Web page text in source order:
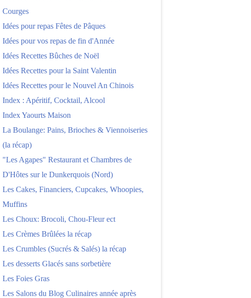
Courges
Idées pour repas Fêtes de Pâques
Idées pour vos repas de fin d'Année
Idées Recettes Bûches de Noël
Idées Recettes pour la Saint Valentin
Idées Recettes pour le Nouvel An Chinois
Index : Apéritif, Cocktail, Alcool
Index Yaourts Maison
La Boulange: Pains, Brioches & Viennoiseries
(la récap)
"Les Agapes" Restaurant et Chambres de
D'Hôtes sur le Dunkerquois (Nord)
Les Cakes, Financiers, Cupcakes, Whoopies,
Muffins
Les Choux: Brocoli, Chou-Fleur ect
Les Crèmes Brûlées la récap
Les Crumbles (Sucrés & Salés) la récap
Les desserts Glacés sans sorbetière
Les Foies Gras
Les Salons du Blog Culinaires année après